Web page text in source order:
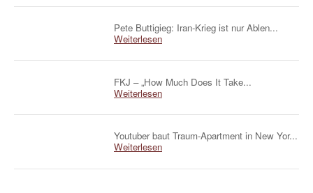
Pete Buttigieg: Iran-Krieg ist nur Ablen...
Weiterlesen
FKJ – „How Much Does It Take...
Weiterlesen
Youtuber baut Traum-Apartment in New Yor...
Weiterlesen